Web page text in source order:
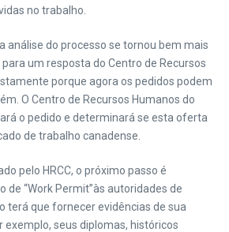
no trabalho.
análise do processo se tornou bem mais
um resposta do Centro de Recursos
porque agora os pedidos podem
O Centro de Recursos Humanos do
o pedido e determinará se esta oferta
de trabalho canadense.
pelo HRCC, o próximo passo é
de “Work Permit”às autoridades de
terá que fornecer evidências de sua
exemplo, seus diplomas, históricos